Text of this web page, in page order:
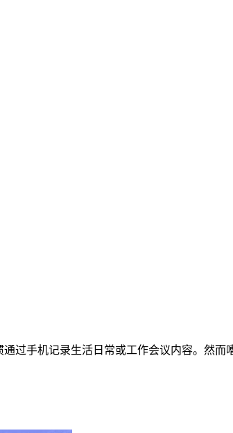
过手机记录生活日常或工作会议内容。然